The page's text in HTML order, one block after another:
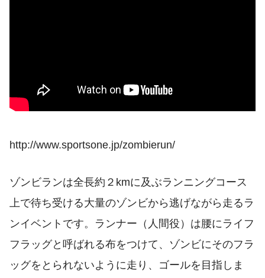
http://www.sportsone.jp/zombierun/
ゾンビランは全長約２kmに及ぶランニングコース
上で待ち受ける大量のゾンビから逃げながら走るラ
ンイベントです。ランナー（人間役）は腰にライフ
フラッグと呼ばれる布をつけて、ゾンビにそのフラ
ッグをとられないように走り、ゴールを目指しま